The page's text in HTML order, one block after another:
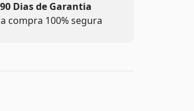
90 Dias de Garantia
compra 100% segura